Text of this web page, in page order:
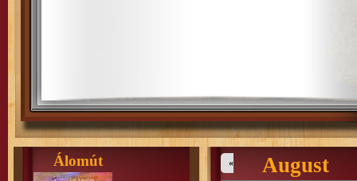
Álomút August
«